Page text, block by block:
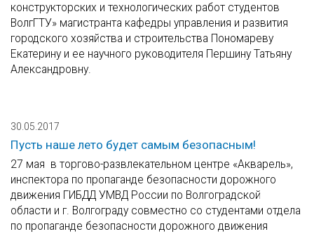
конструкторских и технологических работ студентов
ВолгГТУ» магистранта кафедры управления и развития
городского хозяйства и строительства Пономареву
Екатерину и ее научного руководителя Першину Татьяну
Александровну.
30.05.2017
Пусть наше лето будет самым безопасным!
27 мая в торгово-развлекательном центре «Акварель»,
инспектора по пропаганде безопасности дорожного
движения ГИБДД УМВД России по Волгоградской
области и г. Волгограду совместно со студентами отдела
по пропаганде безопасности дорожного движения